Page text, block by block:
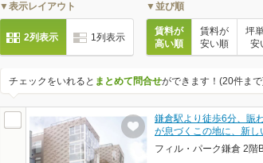
▼表示レイアウト
2列表示 1列表示
▼並び順
賃料が
高い順
賃料が
安い順
坪
安
チェックをいれると まとめて問合せができます！(20件ま
鎌倉駅より徒歩6分、賑
が息づくこの地に、新
フィル・パーク鎌倉 2階